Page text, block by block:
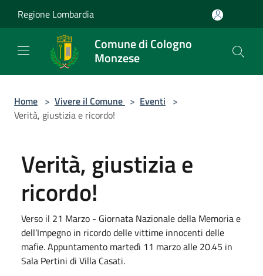
Regione Lombardia
Comune di Cologno
Monzese
Home > Vivere il Comune > Eventi >
Verità, giustizia e ricordo!
Verità, giustizia e
ricordo!
Verso il 21 Marzo - Giornata Nazionale della Memoria e
dell’Impegno in ricordo delle vittime innocenti delle
mafie. Appuntamento martedì 11 marzo alle 20.45 in
Sala Pertini di Villa Casati.